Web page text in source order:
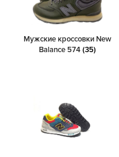
Мужские кроссовки New
Balance 574(35)